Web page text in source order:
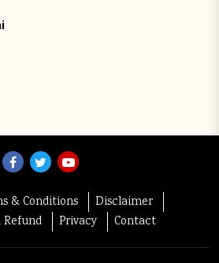
& Conditions
Disclaimer
Privacy Contact